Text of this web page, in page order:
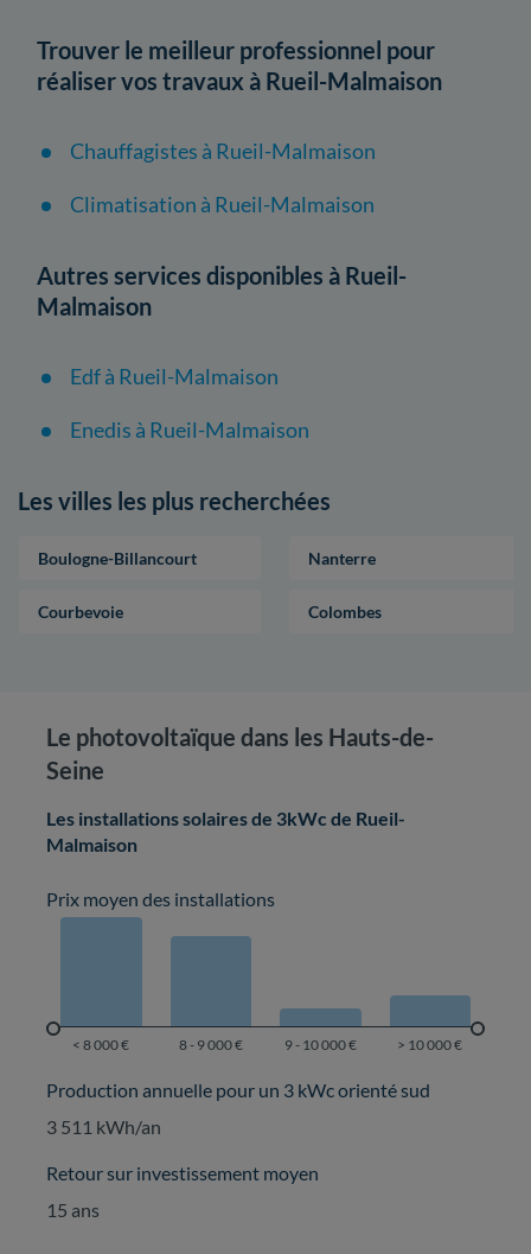
Trouver le meilleur professionnel pour
réaliser vos travaux à Rueil-Malmaison
Chauffagistes à Rueil-Malmaison
Climatisation à Rueil-Malmaison
Autres services disponibles à Rueil-
Malmaison
Edf à Rueil-Malmaison
Enedis à Rueil-Malmaison
Les villes les plus recherchées
Boulogne-Billancourt Nanterre
Courbevoie Colombes
Le photovoltaïque dans les Hauts-de-
Seine
Les installations solaires de 3kWc de Rueil-
Malmaison
Prix moyen des installations
Production annuelle pour un 3 kWc orienté sud
3 511 kWh/an
Retour sur investissement moyen
15 ans